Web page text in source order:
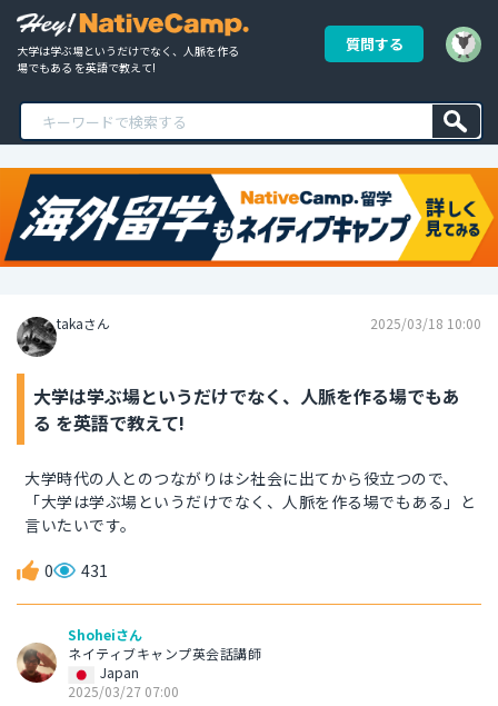
大学は学ぶ場というだけでなく、人脈を作る
場でもある を英語で教えて!
質問する
takaさん 2025/03/18 10:00
大学は学ぶ場というだけでなく、人脈を作る場でもあ
る を英語で教えて!
大学時代の人とのつながりはシ社会に出てから役立つので、
「大学は学ぶ場というだけでなく、人脈を作る場でもある」と
言いたいです。
0 431
Shoheiさん
ネイティブキャンプ英会話講師
Japan
2025/03/27 07:00